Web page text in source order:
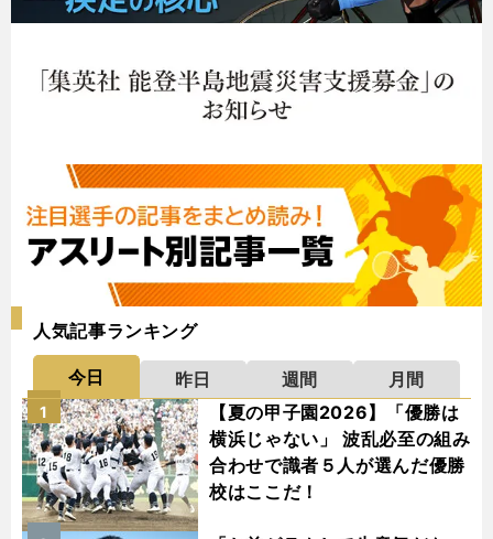
人気記事ランキング
今日 昨日 週間
月間
【夏の甲子園2026】「優勝は
横浜じゃない」 波乱必至の組み
合わせで識者５人が選んだ優勝
校はここだ！
1